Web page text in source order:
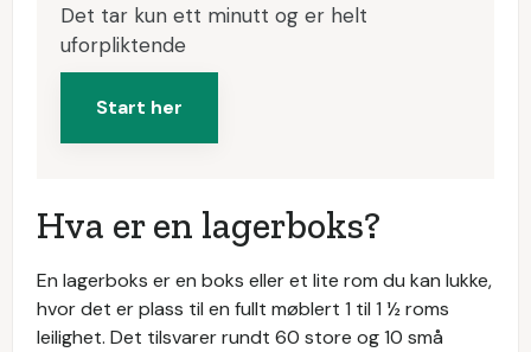
Det tar kun ett minutt og er helt
uforpliktende
Start her
Hva er en lagerboks?
En lagerboks er en boks eller et lite rom du kan lukke,
hvor det er plass til en fullt møblert 1 til 1 ½ roms
leilighet. Det tilsvarer rundt 60 store og 10 små